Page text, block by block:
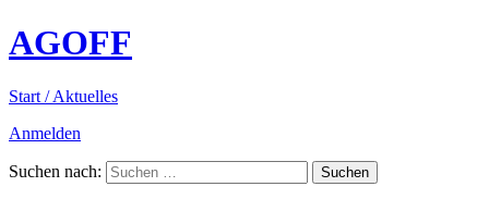
AGOFF
Start / Aktuelles
Anmelden
Suchen nach: